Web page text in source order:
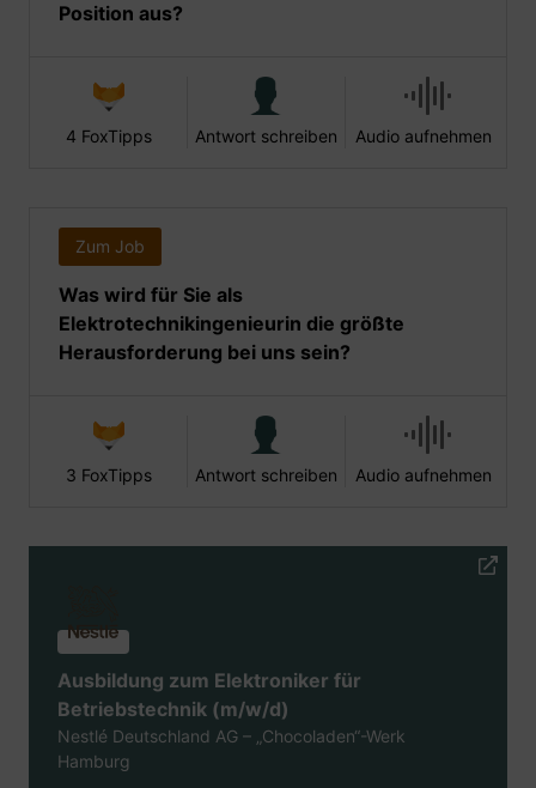
Position aus?
4 FoxTipps Antwort schreiben Audio aufnehmen
Zum Job
Was wird für Sie als
Elektrotechnikingenieurin die größte
Herausforderung bei uns sein?
3 FoxTipps Antwort schreiben Audio aufnehmen
Ausbildung zum Elektroniker für
Betriebstechnik (m/w/d)
Nestlé Deutschland AG – „Chocoladen“-Werk
Hamburg